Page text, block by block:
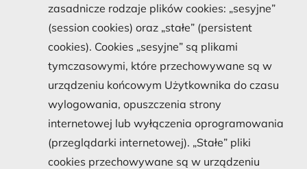
zasadnicze rodzaje plików cookies: „sesyjne”
(session cookies) oraz „stałe” (persistent
cookies). Cookies „sesyjne” są plikami
tymczasowymi, które przechowywane są w
urządzeniu końcowym Użytkownika do czasu
wylogowania, opuszczenia strony
internetowej lub wyłączenia oprogramowania
(przeglądarki internetowej). „Stałe” pliki
cookies przechowywane są w urządzeniu